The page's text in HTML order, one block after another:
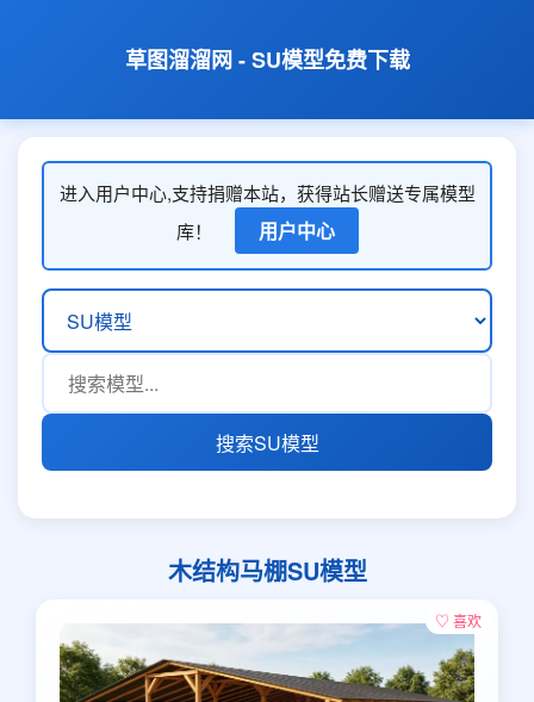
草图溜溜网 - SU模型免费下载
进入用户中心,支持捐赠本站，获得站长赠送专属模型
库！
用户中心
搜索SU模型
木结构马棚SU模型
♡ 喜欢